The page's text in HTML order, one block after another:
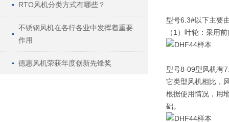
RTO风机分类方式有哪些？
不锈钢风机在各行各业中发挥着重要
作用
德惠风机荣获年度创新先锋奖
型号6.3#以下主要
（1）叶轮：采用
型号8-09型风机有
它类型风机相比，
根据使用情况，用
础。